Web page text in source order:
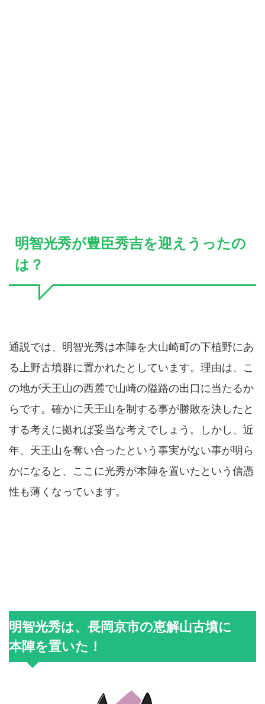
明智光秀が豊臣秀吉を迎えうったの
は？
通説では、明智光秀は本陣を大山崎町の下植野にあ
る上野古墳群に置かれたとしています。理由は、こ
の地が天王山の西麓で山崎の隘路の出口に当たるか
らです。確かに天王山を制する事が勝敗を決したと
する考えに拠れば妥当な考えでしょう。しかし、近
年、天王山を奪い合ったという事実がない事が明ら
かになると、ここに光秀が本陣を置いたという信憑
性も薄くなっています。
明智光秀は、長岡京市の恵解山古墳に
本陣を置いた！